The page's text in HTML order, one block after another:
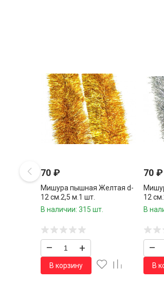
70 ₽
Мишура пышная Желтая d-
12 см.2,5 м.1 шт.
В наличии: 315 шт.
– +
В корзину
70 ₽
12
В
–
В